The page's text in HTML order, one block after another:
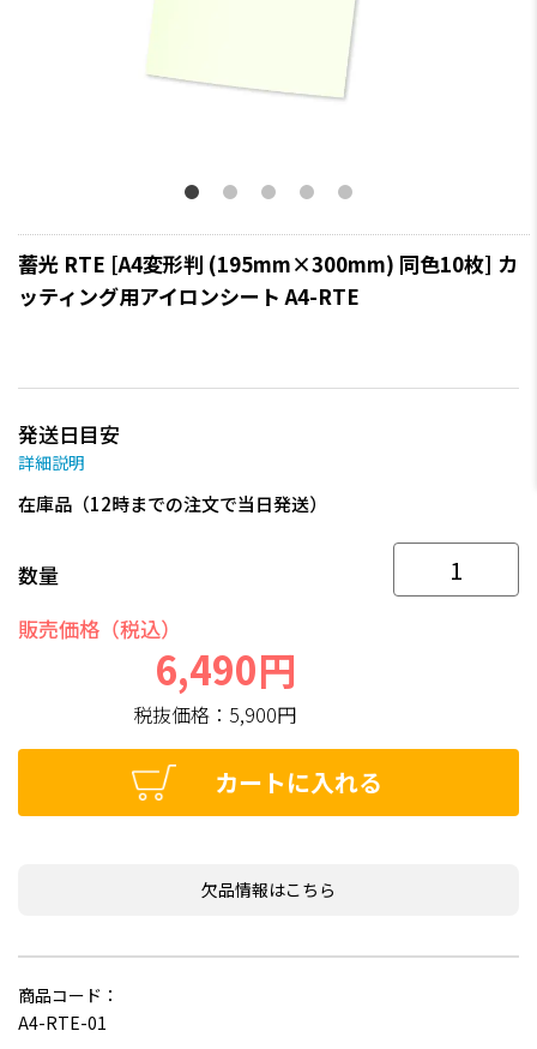
蓄光 RTE [A4変形判 (195mm×300mm) 同色10枚] カ
ッティング用アイロンシート A4-RTE
発送日目安
詳細説明
在庫品（12時までの注文で当日発送）
数量
販売価格（税込）
6,490円
税抜価格： 5,900円
カートに入れる
欠品情報はこちら
商品コード：
A4-RTE-01